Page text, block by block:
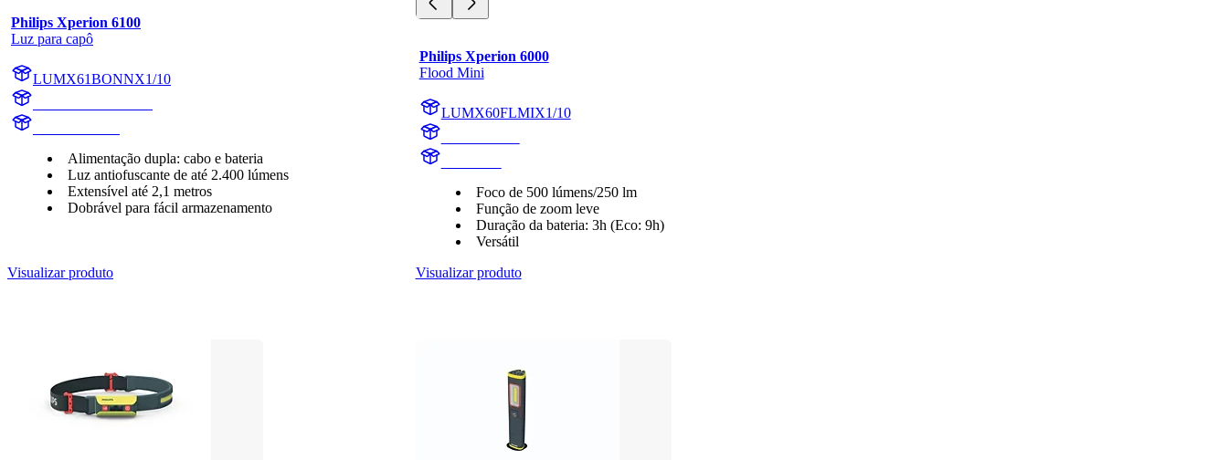
Philips Xperion 6100
Luz para capô
LUMX61BONNX1/10
Alimentação dupla: cabo e bateria
Luz antiofuscante de até 2.400 lúmens
Extensível até 2,1 metros
Dobrável para fácil armazenamento
Visualizar produto
Philips Xperion 6000
Flood Mini
LUMX60FLMIX1/10
Foco de 500 lúmens/250 lm
Função de zoom leve
Duração da bateria: 3h (Eco: 9h)
Versátil
Visualizar produto